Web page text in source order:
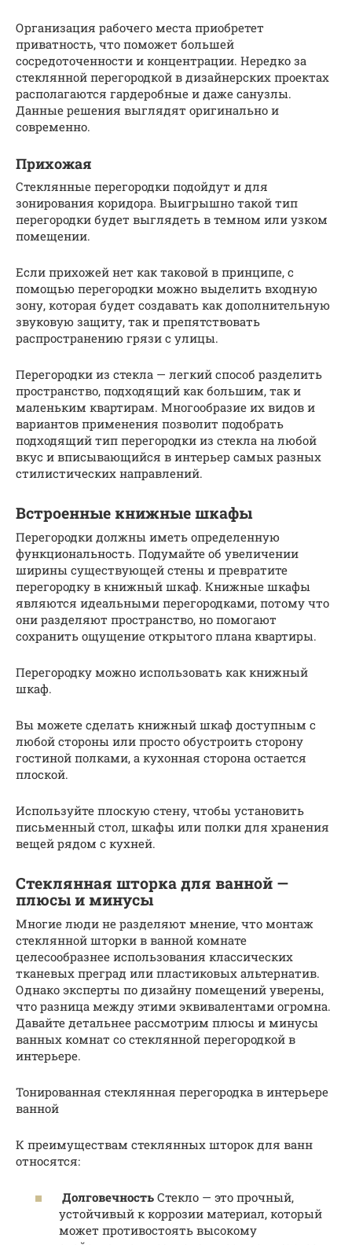
Организация рабочего места приобретет
приватность, что поможет большей
сосредоточенности и концентрации. Нередко за
стеклянной перегородкой в дизайнерских проектах
располагаются гардеробные и даже санузлы.
Данные решения выглядят оригинально и
современно.
Прихожая
Стеклянные перегородки подойдут и для
зонирования коридора. Выигрышно такой тип
перегородки будет выглядеть в темном или узком
помещении.
Если прихожей нет как таковой в принципе, с
помощью перегородки можно выделить входную
зону, которая будет создавать как дополнительную
звуковую защиту, так и препятствовать
распространению грязи с улицы.
Перегородки из стекла — легкий способ разделить
пространство, подходящий как большим, так и
маленьким квартирам. Многообразие их видов и
вариантов применения позволит подобрать
подходящий тип перегородки из стекла на любой
вкус и вписывающийся в интерьер самых разных
стилистических направлений.
Встроенные книжные шкафы
Перегородки должны иметь определенную
функциональность. Подумайте об увеличении
ширины существующей стены и превратите
перегородку в книжный шкаф. Книжные шкафы
являются идеальными перегородками, потому что
они разделяют пространство, но помогают
сохранить ощущение открытого плана квартиры.
Перегородку можно использовать как книжный
шкаф.
Вы можете сделать книжный шкаф доступным с
любой стороны или просто обустроить сторону
гостиной полками, а кухонная сторона остается
плоской.
Используйте плоскую стену, чтобы установить
письменный стол, шкафы или полки для хранения
вещей рядом с кухней.
Стеклянная шторка для ванной —
плюсы и минусы
Многие люди не разделяют мнение, что монтаж
стеклянной шторки в ванной комнате
целесообразнее использования классических
тканевых преград или пластиковых альтернатив.
Однако эксперты по дизайну помещений уверены,
что разница между этими эквивалентами огромна.
Давайте детальнее рассмотрим плюсы и минусы
ванных комнат со стеклянной перегородкой в
интерьере.
Тонированная стеклянная перегородка в интерьере
ванной
К преимуществам стеклянных шторок для ванн
относятся:
Долговечность Стекло — это прочный,
устойчивый к коррозии материал, который
может противостоять высокому